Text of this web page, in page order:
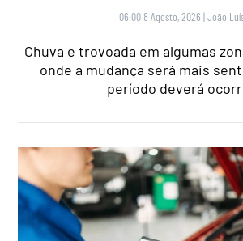
06:00 8 Agosto, 2026 |João
Chuva e trovoada em algumas
onde a mudança será mais
período deverá